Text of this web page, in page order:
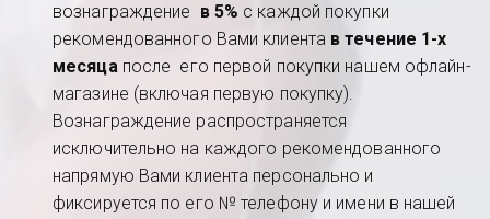
вознаграждение в 5% с каждой покупки
рекомендованного Вами клиента в течение 1-х
месяца после  его первой покупки нашем офлайн-
магазине (включая первую покупку).
Вознаграждение распространяется
исключительно на каждого рекомендованного
напрямую Вами клиента персонально и
фиксируется по его № телефону и имени в нашей